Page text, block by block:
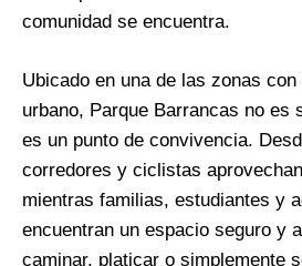
comunidad se encuentra.
Ubicado en una de las zonas
urbano, Parque Barrancas no es
es un punto de convivencia.
corredores y ciclistas
mientras familias, estudiantes y
encuentran un espacio seguro y
caminar, platicar o simplemente